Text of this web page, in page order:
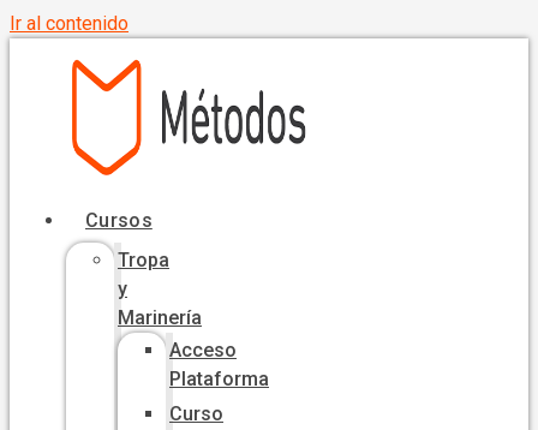
Ir al contenido
Cursos
Tropa
y
Marinería
Acceso
Plataforma
Curso